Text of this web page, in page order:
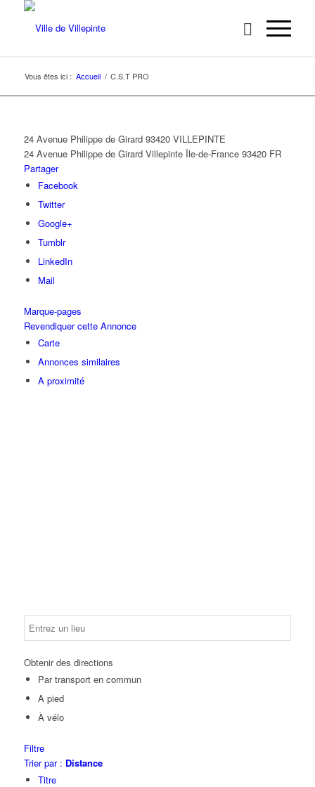
Vous êtes ici : Accueil / C.S.T PRO
24 Avenue Philippe de Girard 93420 VILLEPINTE
24 Avenue Philippe de Girard Villepinte Île-de-France 93420 FR
Partager
Facebook
Twitter
Google+
Tumblr
LinkedIn
Mail
Marque-pages
Revendiquer cette Annonce
Carte
Annonces similaires
A proximité
Obtenir des directions
Par transport en commun
A pied
À vélo
Filtre
Trier par : Distance
Titre